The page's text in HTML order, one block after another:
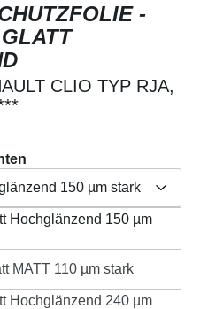
-
CLIO TYP RJA,
150 µm stark
Hochglänzend 150 µm
150 µm stark
MATT 110 µm stark
110 µm stark
Hochglänzend 240 µm
den gewünschten